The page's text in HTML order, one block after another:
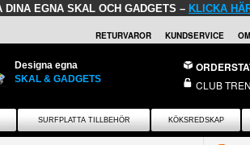
DINA EGNA SKAL OCH GADGETS – KLICKA
RETURVAROR KUNDSERVICE
Designa egna
SKAL & GADGETS
CLUB
SURFPLATTA TILLBEHÖR KÖKSREDSKAP